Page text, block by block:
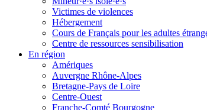
Victimes de violences
Hébergement
Cours de Français pour les adultes
Centre de ressources sensibilisation
En région
Amériques
Auvergne Rhône-Alpes
Bretagne-Pays de Loire
Centre-Ouest
Franche-Comté Bourgogne